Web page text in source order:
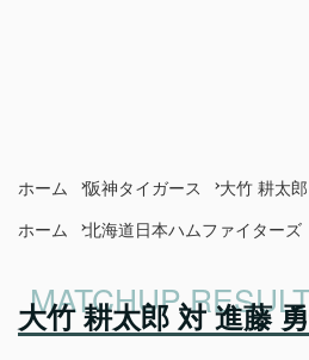
ホーム 阪神タイガース
大竹 耕太郎
ホーム
北海道日本ハムファイターズ
大竹 耕太郎 対 進藤